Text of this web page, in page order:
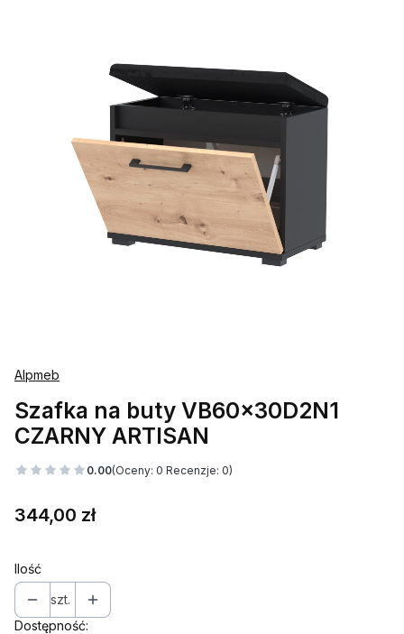
Alpmeb
Szafka na buty VB60x30D2N1
CZARNY ARTISAN
0.00(Oceny: 0 Recenzje: 0)
Cena
344,00 zł
Ilość
szt.
Dostępność: